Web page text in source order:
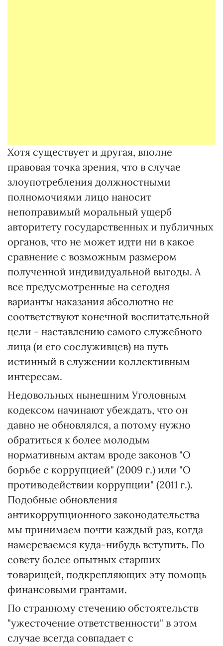
Хотя существует и другая, вполне
правовая точка зрения, что в случае
злоупотребления должностными
полномочиями лицо наносит
непоправимый моральный ущерб
авторитету государственных и публичных
органов, что не может идти ни в какое
сравнение с возможным размером
полученной индивидуальной выгоды. А
все предусмотренные на сегодня
варианты наказания абсолютно не
соответствуют конечной воспитательной
цели - наставлению самого служебного
лица (и его сослуживцев) на путь
истинный в служении коллективным
интересам.
Недовольных нынешним Уголовным
кодексом начинают убеждать, что он
давно не обновлялся, а потому нужно
обратиться к более молодым
нормативным актам вроде законов "О
борьбе с коррупцией" (2009 г.) или "О
противодействии коррупции" (2011 г.).
Подобные обновления
антикоррупционного законодательства
мы принимаем почти каждый раз, когда
намереваемся куда-нибудь вступить. По
совету более опытных старших
товарищей, подкрепляющих эту помощь
финансовыми грантами.
По странному стечению обстоятельств
"ужесточение ответственности" в этом
случае всегда совпадает с